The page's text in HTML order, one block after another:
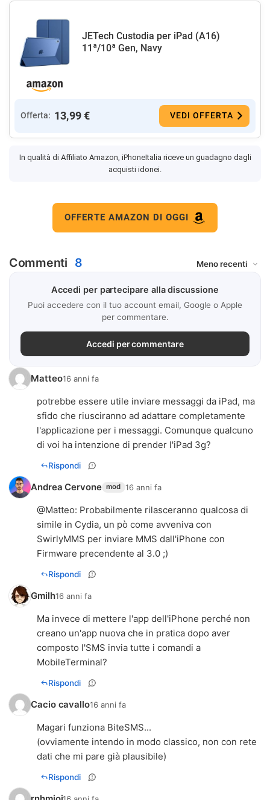
JETech Custodia per iPad (A16)
11ª/10ª Gen, Navy
Offerta: 13,99 € VEDI OFFERTA
In qualità di Affiliato Amazon, iPhoneItalia riceve un guadagno dagli
acquisti idonei.
OFFERTE AMAZON DI OGGI
Commenti 8
Accedi per partecipare alla discussione
Puoi accedere con il tuo account email, Google o Apple
per commentare.
Accedi per commentare
Matteo16 anni fa
potrebbe essere utile inviare messaggi da iPad, ma
sfido che riusciranno ad adattare completamente
l'applicazione per i messaggi. Comunque qualcuno
di voi ha intenzione di prender l'iPad 3g?
Rispondi
Andrea Cervone mod 16 anni fa
@Matteo: Probabilmente rilasceranno qualcosa di
simile in Cydia, un pò come avveniva con
SwirlyMMS per inviare MMS dall'iPhone con
Firmware precendente al 3.0 ;)
Rispondi
Gmilh16 anni fa
Ma invece di mettere l'app dell'iPhone perché non
creano un'app nuova che in pratica dopo aver
composto l'SMS invia tutte i comandi a
MobileTerminal?
Rispondi
Cacio cavallo16 anni fa
Magari funziona BiteSMS...
(ovviamente intendo in modo classico, non con rete
dati che mi pare già plausibile)
Rispondi